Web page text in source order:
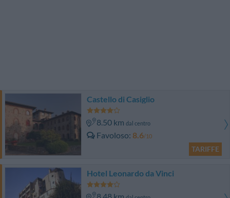
Castello di Casiglio
8.50 km dal centro
Favoloso 8.6/10
TARIFFE
Hotel Leonardo da Vinci